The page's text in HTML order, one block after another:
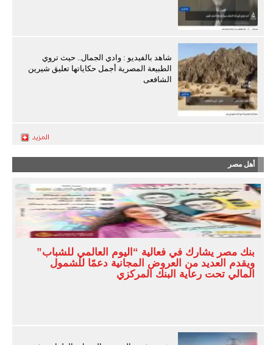
شاهد بالفيديو : وادي الجمال.. حيث تروي
الطبيعة المصرية أجمل حكاياتها تعليق شيرين
الشافعى
أهل مصر
بنك مصر يشارك في فعالية “اليوم العالمي للشباب”
ويقدم العديد من العروض المجانية دعمًا للشمول
المالي تحت رعاية البنك المركزي